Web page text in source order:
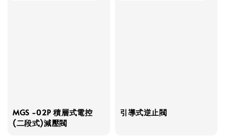
MGS -02P 積層式電控
(二段式)減壓閥
引導式逆止閥